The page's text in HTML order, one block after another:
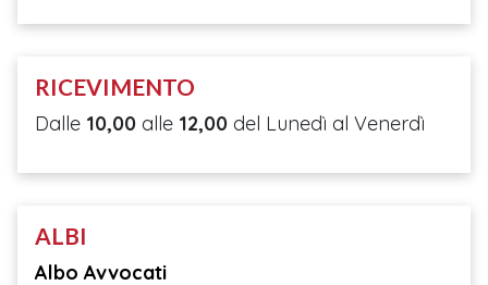
RICEVIMENTO
Dalle 10,00 alle 12,00 del Lunedì al Venerdì
ALBI
Albo Avvocati